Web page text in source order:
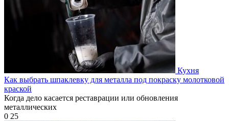
Кухня
Как выбрать шпаклевку для металла под покраску молотковой
краской
Когда дело касается реставрации или обновления
металлических
0 25